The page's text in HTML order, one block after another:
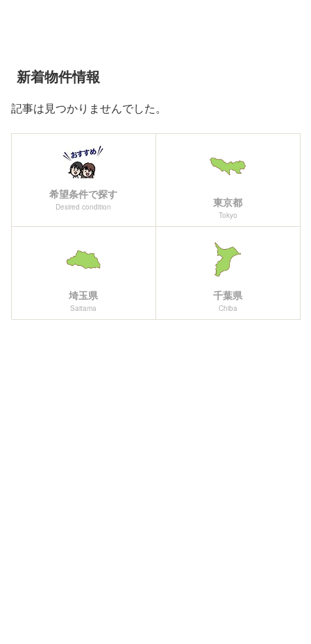
新着物件情報
記事は見つかりませんでした。
希望条件で探す
Desired condition 東京都
Tokyo
埼玉県
Saitama
千葉県
Chiba